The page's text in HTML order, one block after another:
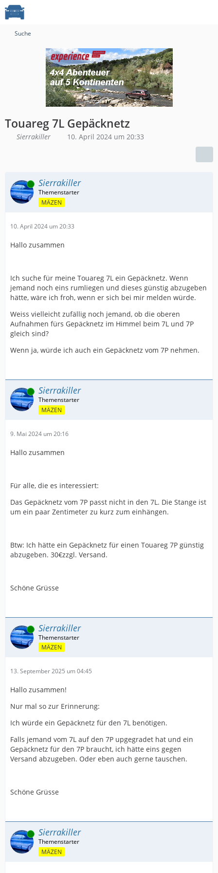
Suche
Touareg 7L Gepäcknetz
Sierrakiller 10. April 2024 um 20:33
Online Sierrakiller
MÄZEN
10. April 2024 um 20:33
Hallo zusammen
Ich suche für meine Touareg 7L ein Gepäcknetz. Wenn
jemand noch eins rumliegen und dieses günstig abzugeben
hätte, wäre ich froh, wenn er sich bei mir melden würde.
Weiss vielleicht zufällig noch jemand, ob die oberen
Aufnahmen fürs Gepäcknetz im Himmel beim 7L und 7P
gleich sind?
Wenn ja, würde ich auch ein Gepäcknetz vom 7P nehmen.
Online Sierrakiller
MÄZEN
9. Mai 2024 um 20:16
Hallo zusammen
Für alle, die es interessiert:
Das Gepäcknetz vom 7P passt nicht in den 7L. Die Stange ist
um ein paar Zentimeter zu kurz zum einhängen.
Btw: Ich hätte ein Gepäcknetz für einen Touareg 7P günstig
abzugeben. 30€zzgl. Versand.
Schöne Grüsse
Online Sierrakiller
MÄZEN
13. September 2025 um 04:45
Hallo zusammen!
Nur mal so zur Erinnerung:
Ich würde ein Gepäcknetz für den 7L benötigen.
Falls jemand vom 7L auf den 7P upgegradet hat und ein
Gepäcknetz für den 7P braucht, ich hätte eins gegen
Versand abzugeben. Oder eben auch gerne tauschen.
Schöne Grüsse
Online Sierrakiller
MÄZEN